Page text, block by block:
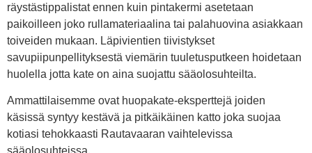
räystästippalistat ennen kuin pintakermi asetetaan
paikoilleen joko rullamateriaalina tai palahuovina asiakkaan
toiveiden mukaan. Läpivientien tiivistykset
savupiipunpellityksestä viemärin tuuletusputkeen hoidetaan
huolella jotta kate on aina suojattu sääolosuhteilta.
Ammattilaisemme ovat huopakate-eksperttejä joiden
käsissä syntyy kestävä ja pitkäikäinen katto joka suojaa
kotiasi tehokkaasti Rautavaaran vaihtelevissa